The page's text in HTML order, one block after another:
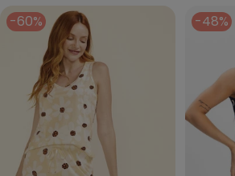
-60%
-48%